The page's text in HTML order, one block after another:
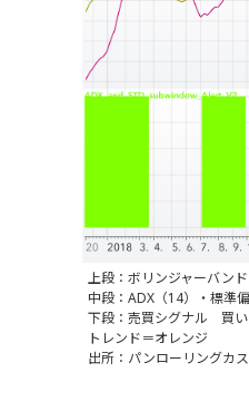
上段：ボリンジャーバン
中段：ADX（14）・標準
下段：売買シグナル 買い
トレンド＝オレンジ
出所：パンローリングカ